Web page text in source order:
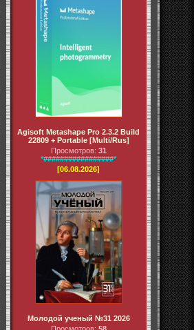
Agisoft Metashape Pro 2.3.2 Build
22809 + Portable [Multi/Rus]
Просмотров: 31
*#################*
[06.08.2026]
Молодой ученый №31 2026